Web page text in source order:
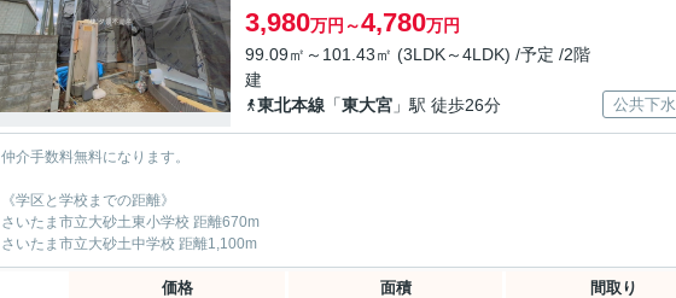
3,980万円～4,780万円
99.09㎡～101.43㎡ (3LDK～4LDK) /予定 /2階
建
東北本線 「東大宮 」駅 徒歩26分 公共下水
仲介手数料無料になります。
《学区と学校までの距離》
さいたま市立大砂土東小学校 距離670m
さいたま市立大砂土中学校 距離1,100m
価格 面積 間取り